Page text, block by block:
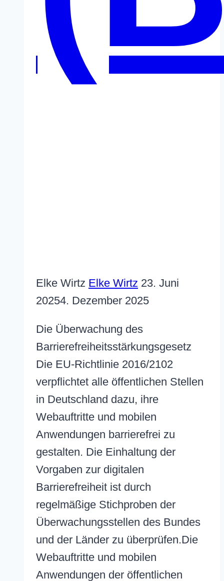
Elke Wirtz Elke Wirtz 23. Juni
20254. Dezember 2025
Die Überwachung des
Barrierefreiheits­stärkungs­gesetz
Die EU-Richtlinie 2016/2102
verpflichtet alle öffentlichen Stellen
in Deutschland dazu, ihre
Webauftritte und mobilen
Anwendungen barrierefrei zu
gestalten. Die Einhaltung der
Vorgaben zur digitalen
Barrierefreiheit ist durch
regelmäßige Stichproben der
Überwachungsstellen des Bundes
und der Länder zu überprüfen.Die
Webauftritte und mobilen
Anwendungen der öffentlichen